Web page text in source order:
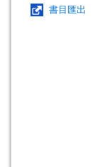
書目匯出